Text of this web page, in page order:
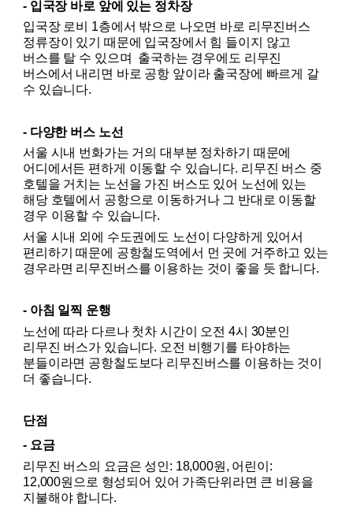
- 입국장 바로 앞에 있는 정차장
입국장 로비 1층에서 밖으로 나오면 바로 리무진버스
정류장이 있기 때문에 입국장에서 힘 들이지 않고
버스를 탈 수 있으며  출국하는 경우에도 리무진
버스에서 내리면 바로 공항 앞이라 출국장에 빠르게 갈
수 있습니다.
- 다양한 버스 노선
서울 시내 번화가는 거의 대부분 정차하기 때문에
어디에서든 편하게 이동할 수 있습니다. 리무진 버스 중
호텔을 거치는 노선을 가진 버스도 있어 노선에 있는
해당 호텔에서 공항으로 이동하거나 그 반대로 이동할
경우 이용할 수 있습니다.
서울 시내 외에 수도권에도 노선이 다양하게 있어서
편리하기 때문에 공항철도역에서 먼 곳에 거주하고 있는
경우라면 리무진버스를 이용하는 것이 좋을 듯 합니다.
- 아침 일찍 운행
노선에 따라 다르나 첫차 시간이 오전 4시 30분인
리무진 버스가 있습니다. 오전 비행기를 타야하는
분들이라면 공항철도보다 리무진버스를 이용하는 것이
더 좋습니다.
단점
- 요금
리무진 버스의 요금은 성인: 18,000원, 어린이:
12,000원으로 형성되어 있어 가족단위라면 큰 비용을
지불해야 합니다.
인천공항 심야버스
인천공항 리무진버스 할인